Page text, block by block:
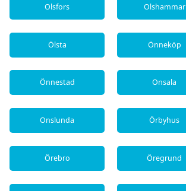
Olsfors Olshammar
Ölsta Önneköp
Önnestad Onsala
Onslunda Örbyhus
Örebro Öregrund